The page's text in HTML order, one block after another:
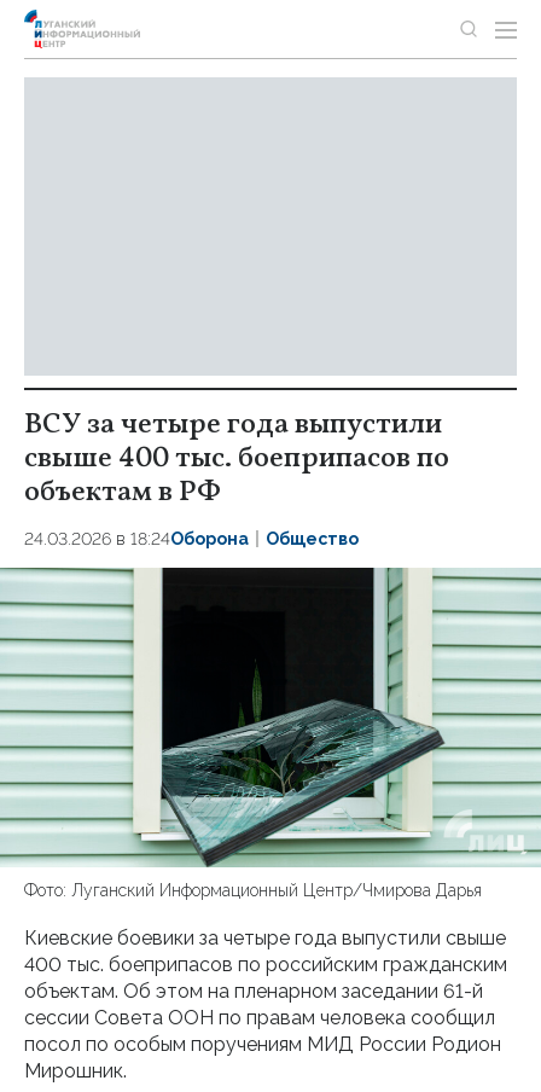
ВСУ за четыре года выпустили
свыше 400 тыс. боеприпасов по
объектам в РФ
24.03.2026 в 18:24Оборона Общество
Фото: Луганский Информационный Центр/Чмирова Дарья
Киевские боевики за четыре года выпустили свыше
400 тыс. боеприпасов по российским гражданским
объектам. Об этом на пленарном заседании 61-й
сессии Совета ООН по правам человека сообщил
посол по особым поручениям МИД России Родион
Мирошник.